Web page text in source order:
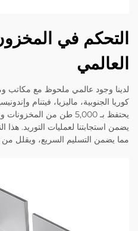
التحكم في
العالمي
لدينا وجود عالمي ملحوظ مع مكاتب
كوريا الجنوبية، ماليزيا، فيتنام
يضمن استجابتنا لعمليات التوريد.
مما يضمن التسليم السريع، ويقلل من